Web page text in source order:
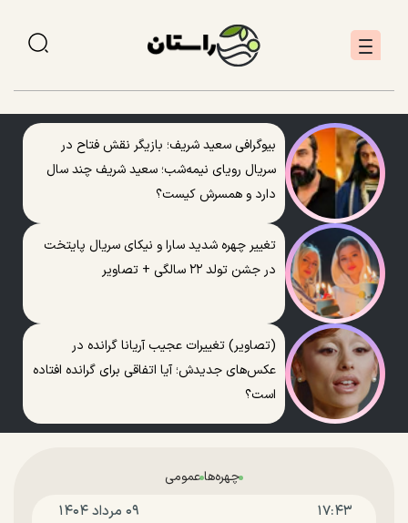
بیوگرافی سعید شریف؛ بازیگر نقش فتاح در
سریال رویای نیمه‌شب؛ سعید شریف چند سال
دارد و همسرش کیست؟
تغییر چهره شدید سارا و نیکای سریال پایتخت
در جشن تولد ۲۲ سالگی + تصاویر
(تصاویر) تغییرات عجیب آریانا گرانده در
عکس‌های جدیدش؛ آیا اتفاقی برای گرانده افتاده
است؟
چهره‌هاعمومی
۱۷:۴۳ ۰۹ مرداد ۱۴۰۴